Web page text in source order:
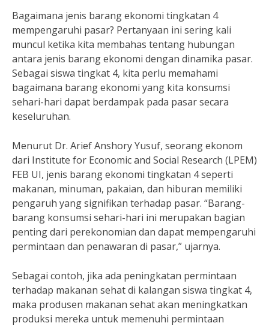
Bagaimana jenis barang ekonomi tingkatan 4
mempengaruhi pasar? Pertanyaan ini sering kali
muncul ketika kita membahas tentang hubungan
antara jenis barang ekonomi dengan dinamika pasar.
Sebagai siswa tingkat 4, kita perlu memahami
bagaimana barang ekonomi yang kita konsumsi
sehari-hari dapat berdampak pada pasar secara
keseluruhan.
Menurut Dr. Arief Anshory Yusuf, seorang ekonom
dari Institute for Economic and Social Research (LPEM)
FEB UI, jenis barang ekonomi tingkatan 4 seperti
makanan, minuman, pakaian, dan hiburan memiliki
pengaruh yang signifikan terhadap pasar. “Barang-
barang konsumsi sehari-hari ini merupakan bagian
penting dari perekonomian dan dapat mempengaruhi
permintaan dan penawaran di pasar,” ujarnya.
Sebagai contoh, jika ada peningkatan permintaan
terhadap makanan sehat di kalangan siswa tingkat 4,
maka produsen makanan sehat akan meningkatkan
produksi mereka untuk memenuhi permintaan